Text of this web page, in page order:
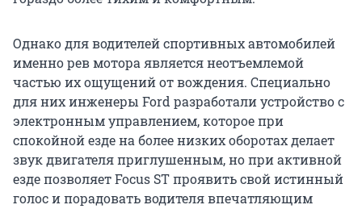
Однако для водителей спортивных автомобилей
именно рев мотора является неотъемлемой
частью их ощущений от вождения. Специально
для них инженеры Ford разработали устройство с
электронным управлением, которое при
спокойной езде на более низких оборотах делает
звук двигателя приглушенным, но при активной
езде позволяет Focus ST проявить свой истинный
голос и порадовать водителя впечатляющим